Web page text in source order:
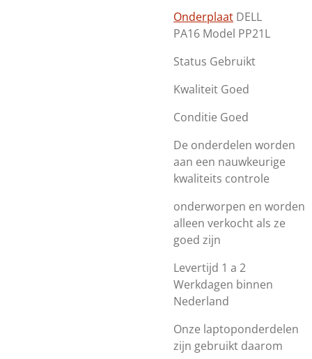
Onderplaat DELL
PA16 Model PP21L
Status Gebruikt
Kwaliteit Goed
Conditie Goed
De onderdelen worden
aan een nauwkeurige
kwaliteits controle
onderworpen en worden
alleen verkocht als ze
goed zijn
Levertijd 1 a 2
Werkdagen binnen
Nederland
Onze laptoponderdelen
zijn gebruikt daarom